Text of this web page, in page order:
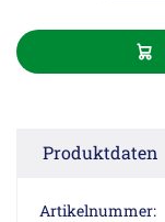
Produktdaten
Artikelnummer: